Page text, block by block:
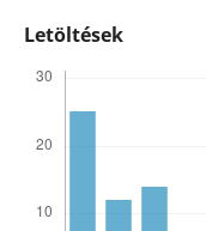
Letöltések